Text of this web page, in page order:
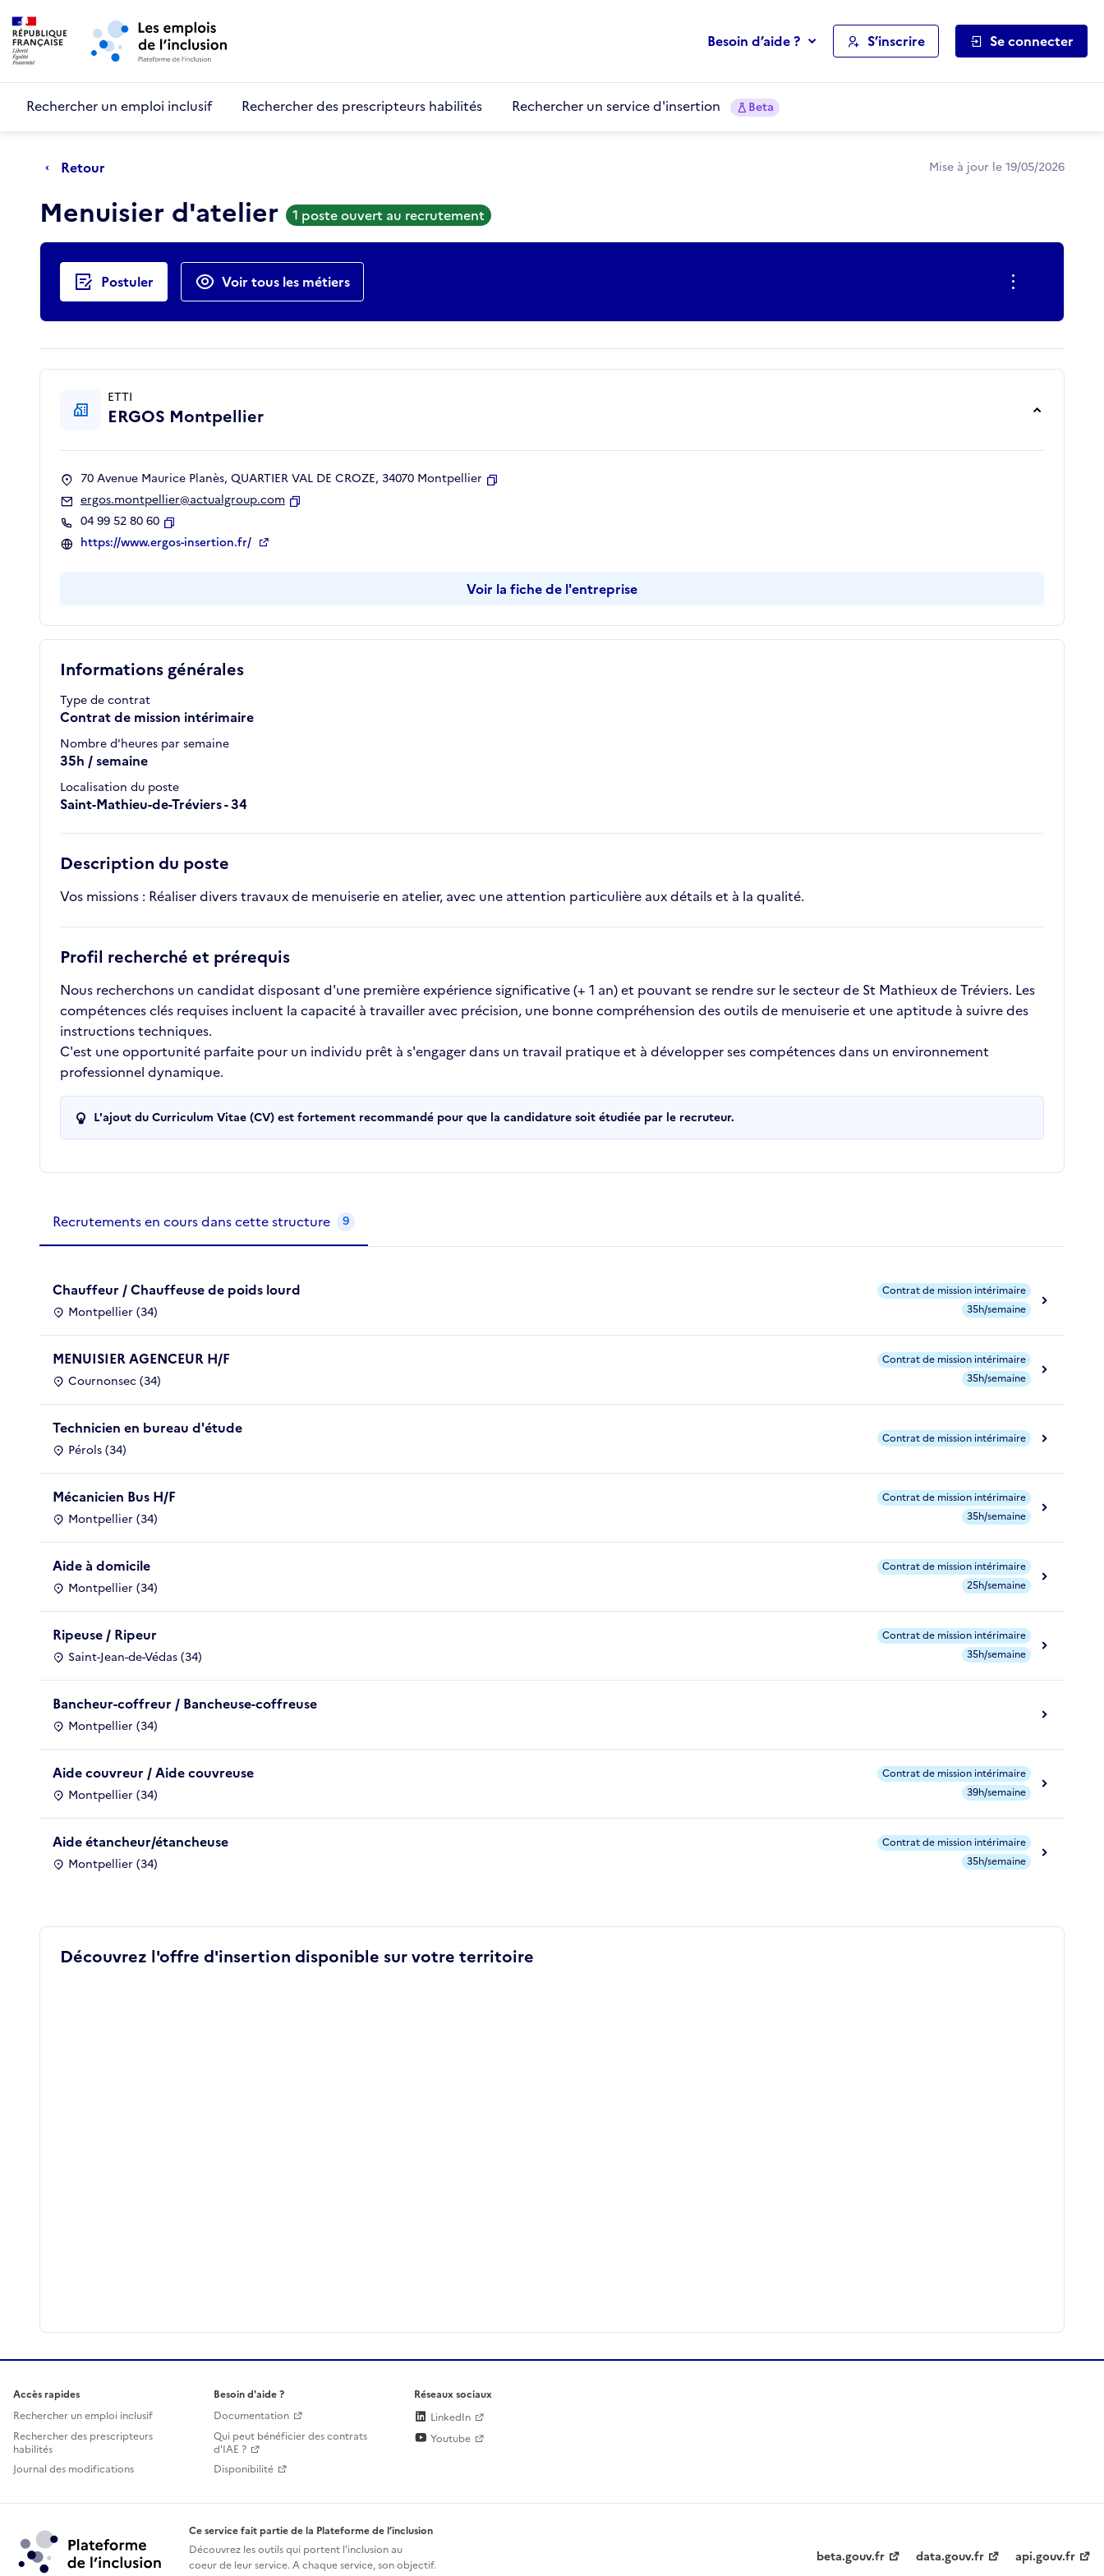
Aller au menu principal
Besoin d’aide ? S’inscrire Se connecter
Rechercher un emploi inclusif Rechercher des prescripteurs habilités Rechercher un service d'insertion Beta
Retour Mise à jour le 19/05/2026
Menuisier d'atelier 1 poste ouvert au recrutement
Actions rapides
Postuler Voir tous les métiers
Informations générales
Type de contrat
Contrat de mission intérimaire
Nombre d'heures par semaine
35h / semaine
Localisation du poste
Saint-Mathieu-de-Tréviers - 34
Description du poste
Vos missions : Réaliser divers travaux de menuiserie en atelier, avec une attention particulière aux détails et à la qualité.
Profil recherché et prérequis
Nous recherchons un candidat disposant d'une première expérience significative (+ 1 an) et pouvant se rendre sur le secteur de St Mathieux de Tréviers. Les
compétences clés requises incluent la capacité à travailler avec précision, une bonne compréhension des outils de menuiserie et une aptitude à suivre des
instructions techniques.
C'est une opportunité parfaite pour un individu prêt à s'engager dans un travail pratique et à développer ses compétences dans un environnement
professionnel dynamique.
L'ajout du Curriculum Vitae (CV) est fortement recommandé pour que la candidature soit étudiée par le recruteur.
ETTI
ERGOS Montpellier
70 Avenue Maurice Planès, QUARTIER VAL DE CROZE, 34070 Montpellier
ergos.montpellier@actualgroup.com
04 99 52 80 60
Copier
https://www.ergos-insertion.fr/
Voir la fiche de l'entreprise
Recrutements de la structure
Recrutements en cours dans cette structure 9
Chauffeur / Chauffeuse de poids lourd
Montpellier (34)
Contrat de mission intérimaire
35h/semaine
MENUISIER AGENCEUR H/F
Cournonsec (34)
Contrat de mission intérimaire
35h/semaine
Technicien en bureau d'étude
Pérols (34)
Contrat de mission intérimaire
Mécanicien Bus H/F
Montpellier (34)
Contrat de mission intérimaire
35h/semaine
Aide à domicile
Montpellier (34)
Contrat de mission intérimaire
25h/semaine
Ripeuse / Ripeur
Saint-Jean-de-Védas (34)
Contrat de mission intérimaire
35h/semaine
Bancheur-coffreur / Bancheuse-coffreuse
Montpellier (34)
Aide couvreur / Aide couvreuse
Montpellier (34)
Contrat de mission intérimaire
39h/semaine
Aide étancheur/étancheuse
Montpellier (34)
Contrat de mission intérimaire
35h/semaine
Découvrez l'offre d'insertion disponible sur votre territoire
Accès rapides
Rechercher un emploi inclusif
Rechercher des prescripteurs
habilités
Journal des modifications
Besoin d'aide ?
Documentation
Qui peut bénéficier des contrats
d'IAE ?
Disponibilité
Réseaux sociaux
LinkedIn
Youtube
Ce service fait partie de la Plateforme de l’inclusion
Découvrez les outils qui portent l'inclusion au
coeur de leur service. A chaque service, son objectif.
beta.gouv.fr data.gouv.fr api.gouv.fr